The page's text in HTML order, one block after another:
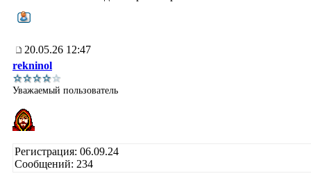
20.05.26 12:47
rekninol
Уважаемый пользователь
Регистрация: 06.09.24
Сообщений: 234